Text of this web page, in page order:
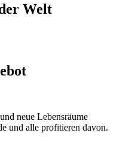
Welt
neue Lebensräume
und alle profitieren davon.